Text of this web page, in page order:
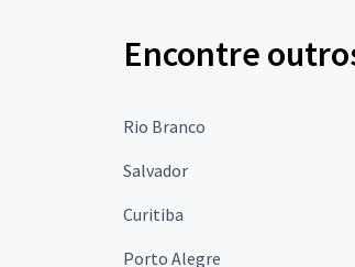
Encontre
Rio Branco
Salvador
Curitiba
Porto Alegre